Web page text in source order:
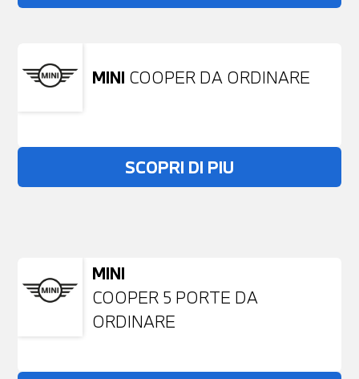
MINI COOPER DA ORDINARE
SCOPRI DI PIU
Non stai trovando ciò che cerchi?
MINI
COOPER 5 PORTE DA
ORDINARE